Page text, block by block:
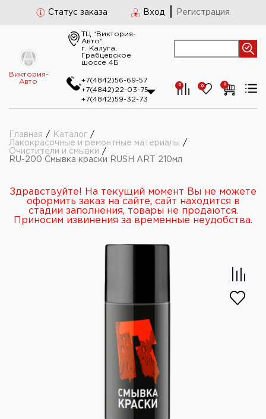
Статус заказа Вход Регистрация
Виктория-
Авто
ТЦ “Виктория-
Авто“
г. Калуга,
Грабцевское
шоссе 4Б
+7(4842)56-69-57
+7(4842)22-03-75
+7(4842)59-32-73
0 0 0
Главная / Каталог /
Лакокрасочные и ремонтные материалы /
Очистители и смывки /
RU-200 Смывка краски RUSH ART 210мл
Здравствуйте! На текущий момент Вы не можете
оформить заказ на сайте, сайт находится в
стадии заполнения, товары не продаются.
Приносим извинения за временные неудобства.